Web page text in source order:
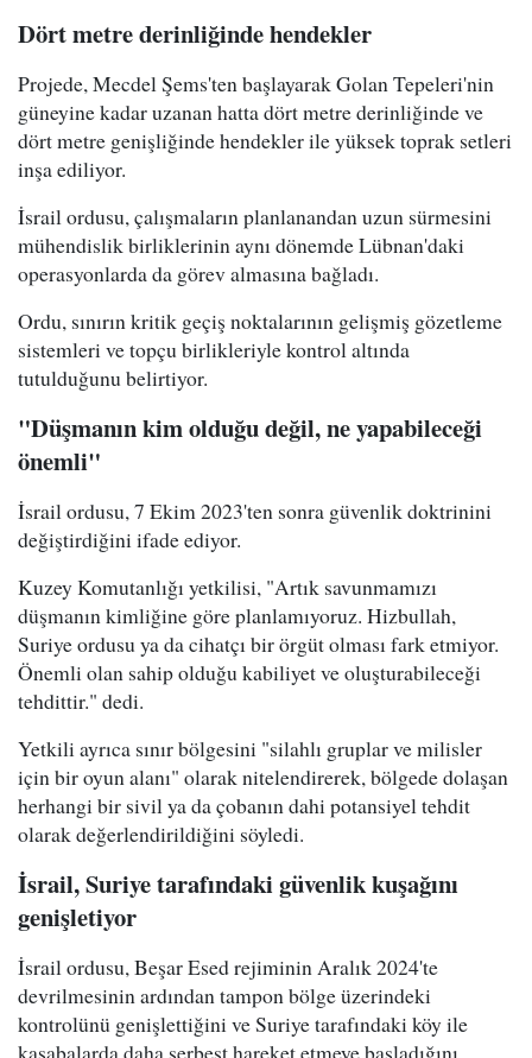
Dört metre derinliğinde hendekler
Projede, Mecdel Şems'ten başlayarak Golan Tepeleri'nin
güneyine kadar uzanan hatta dört metre derinliğinde ve
dört metre genişliğinde hendekler ile yüksek toprak setleri
inşa ediliyor.
İsrail ordusu, çalışmaların planlanandan uzun sürmesini
mühendislik birliklerinin aynı dönemde Lübnan'daki
operasyonlarda da görev almasına bağladı.
Ordu, sınırın kritik geçiş noktalarının gelişmiş gözetleme
sistemleri ve topçu birlikleriyle kontrol altında
tutulduğunu belirtiyor.
"Düşmanın kim olduğu değil, ne yapabileceği
önemli"
İsrail ordusu, 7 Ekim 2023'ten sonra güvenlik doktrinini
değiştirdiğini ifade ediyor.
Kuzey Komutanlığı yetkilisi, "Artık savunmamızı
düşmanın kimliğine göre planlamıyoruz. Hizbullah,
Suriye ordusu ya da cihatçı bir örgüt olması fark etmiyor.
Önemli olan sahip olduğu kabiliyet ve oluşturabileceği
tehdittir." dedi.
Yetkili ayrıca sınır bölgesini "silahlı gruplar ve milisler
için bir oyun alanı" olarak nitelendirerek, bölgede dolaşan
herhangi bir sivil ya da çobanın dahi potansiyel tehdit
olarak değerlendirildiğini söyledi.
İsrail, Suriye tarafındaki güvenlik kuşağını
genişletiyor
İsrail ordusu, Beşar Esed rejiminin Aralık 2024'te
devrilmesinin ardından tampon bölge üzerindeki
kontrolünü genişlettiğini ve Suriye tarafındaki köy ile
kasabalarda daha serbest hareket etmeye başladığını